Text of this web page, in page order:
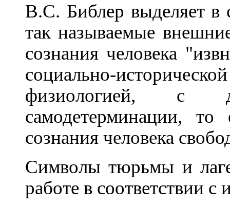
В.С. Библер выделяет в
так называемые
сознания человека
социально-
физиологией, с
самодетерминации,
сознания человека
Символы тюрьмы и
работе в соответствии